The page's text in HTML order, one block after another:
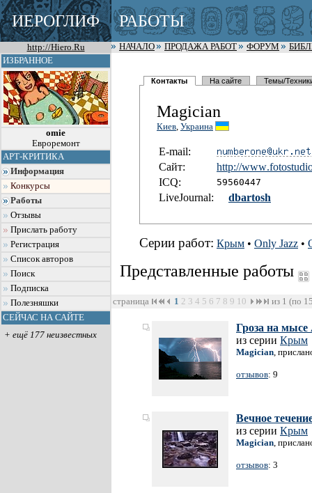
ИЕРОГЛИФ РАБОТЫ
http://Hiero.Ru НАЧАЛО ПРОДАЖА РАБОТ ФОРУМ
ИЗБРАННОЕ
omie
Евроремонт
АРТ-КРИТИКА
Информация
Конкурсы
Работы
Отзывы
Прислать работу
Регистрация
Список авторов
Поиск
Подписка
Полезняшки
СЕЙЧАС НА САЙТЕ
+ ещё 177 неизвестных
Контакты На сайте Темы/
Magician
Киев, Украина
E-mail:
Сайт:
http://www.fotostudi
ICQ: 59560447
LiveJournal: dbartosh
Серии работ: Крым • Only Jazz •
Представленные работы
страница 1 2 3 4 5 6 7 8 9 10 из 1 (по
Гроза на
из серии Крым
Magician,
отзывов: 9
Вечное
из серии Крым
Magician,
отзывов: 3